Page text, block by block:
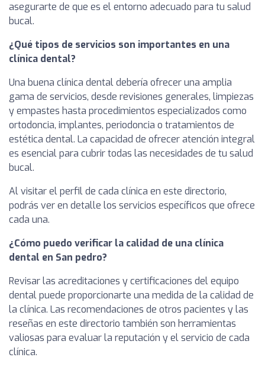
asegurarte de que es el entorno adecuado para tu salud
bucal.
¿Qué tipos de servicios son importantes en una
clínica dental?
Una buena clínica dental debería ofrecer una amplia
gama de servicios, desde revisiones generales, limpiezas
y empastes hasta procedimientos especializados como
ortodoncia, implantes, periodoncia o tratamientos de
estética dental. La capacidad de ofrecer atención integral
es esencial para cubrir todas las necesidades de tu salud
bucal.
Al visitar el perfil de cada clínica en este directorio,
podrás ver en detalle los servicios específicos que ofrece
cada una.
¿Cómo puedo verificar la calidad de una clínica
dental en San pedro?
Revisar las acreditaciones y certificaciones del equipo
dental puede proporcionarte una medida de la calidad de
la clínica. Las recomendaciones de otros pacientes y las
reseñas en este directorio también son herramientas
valiosas para evaluar la reputación y el servicio de cada
clínica.